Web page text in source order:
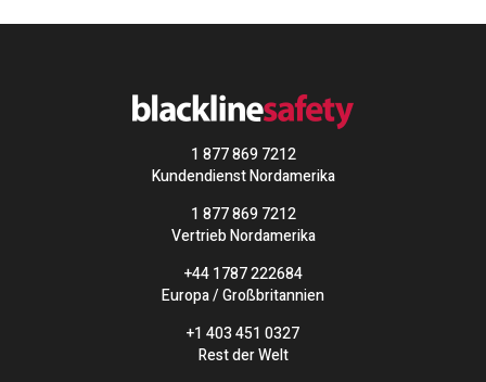
1 877 869 7212
Kundendienst Nordamerika
1 877 869 7212
Vertrieb Nordamerika
+44 1787 222684
Europa / Großbritannien
+1 403 451 0327
Rest der Welt